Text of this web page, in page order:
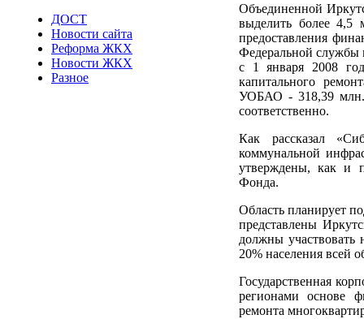
ДОСТ
Новости сайта
Реформа ЖКХ
Новости ЖКХ
Разное
Объединенной
выделить более 4,5
предоставления
Федеральной службы
с 1 января 2008
капитального
УОБАО - 318,39 млн.
соответственно.
Как рассказал
коммунальной
утверждены, как и
Фонда.
Область планирует
представлены
должны участвовать
20% населения всей
Государственная
регионами основе
ремонта